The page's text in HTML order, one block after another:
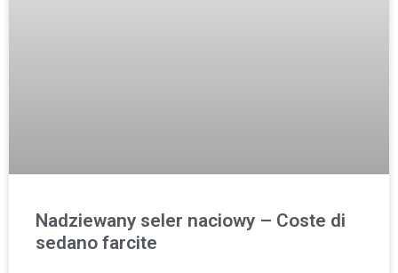
Nadziewany seler naciowy – Coste di
sedano farcite